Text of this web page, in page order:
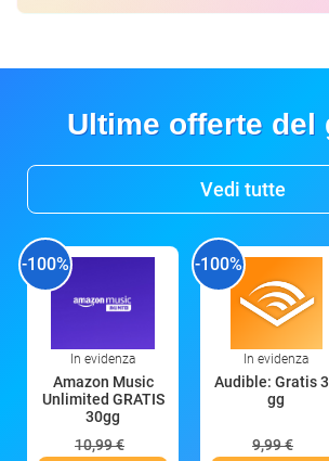
Ultime offerte del
Vedi tutte
-100%
In evidenza
Amazon Music
Unlimited GRATIS
30gg
10,99 €
-100%
In evidenza
Audible: Gratis
gg
9,99 €